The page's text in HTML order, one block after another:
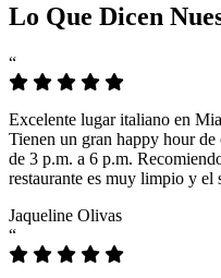
Lo Que Dicen
“
Excelente lugar italiano en
Tienen un gran happy hour
de 3 p.m. a 6 p.m.
restaurante es muy limpio y el
Jaqueline Olivas
“